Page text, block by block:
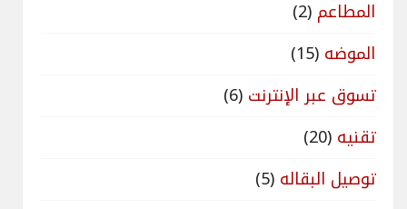
المطاعم (2)
الموضه (15)
تسوق عبر الإنترنت (6)
تقنيه (20)
توصيل البقاله (5)